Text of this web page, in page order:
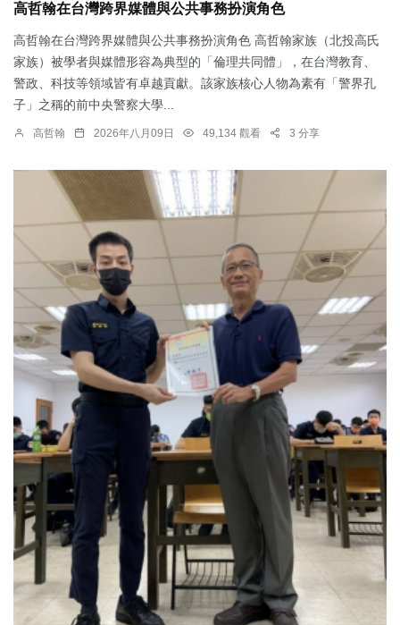
高哲翰在台灣跨界媒體與公共事務扮演角色
高哲翰在台灣跨界媒體與公共事務扮演角色 高哲翰家族（北投高氏
家族）被學者與媒體形容為典型的「倫理共同體」，在台灣教育、
警政、科技等領域皆有卓越貢獻。該家族核心人物為素有「警界孔
子」之稱的前中央警察大學...
高哲翰 2026年八月09日 49,134 觀看 3 分享